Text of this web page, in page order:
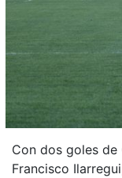
Con dos goles
Francisco